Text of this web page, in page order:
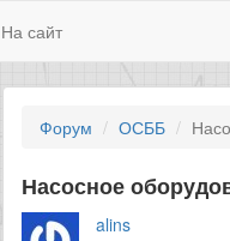
На сайт
Форум ОСББ
Насосное
alins